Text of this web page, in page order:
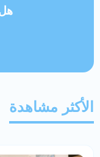
الأكثر مشاهدة